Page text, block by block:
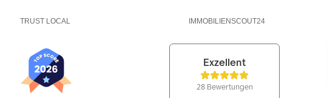
TRUST LOCAL IMMOBILIENSCOUT24